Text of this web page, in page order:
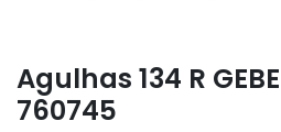
Agulhas 134 R
760745